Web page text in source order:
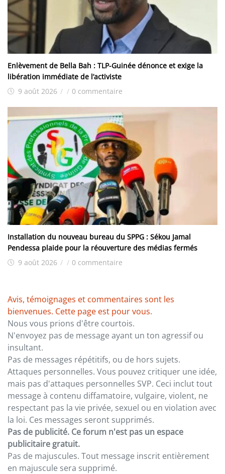
Enlèvement de Bella Bah : TLP-Guinée dénonce et exige la
libération immédiate de l’activiste
9 août 2026 / / 0 commentaire
Installation du nouveau bureau du SPPG : Sékou Jamal
Pendessa plaide pour la réouverture des médias fermés
9 août 2026 / / 0 commentaire
Avis, témoignages et commentaires sont les
bienvenues. Cette page est pour vous.
Nous vous prions d'être courtois.
N'envoyez pas de message ayant un ton agressif ou
insultant.
Pas de messages répétitifs, ou de hors sujets.
Attaques personnelles. Vous pouvez critiquer une idée,
mais pas d'attaques personnelles SVP. Ceci inclut tout
message à contenu diffamatoire, vulgaire, violent, ne
respectant pas la vie privée, sexuel ou en violation avec
la loi. Ces messages seront supprimés.
Pas de publicité. Ce forum n'est pas un espace
publicitaire gratuit.
Pas de majuscules. Tout message inscrit entièrement
en majuscule sera supprimé.